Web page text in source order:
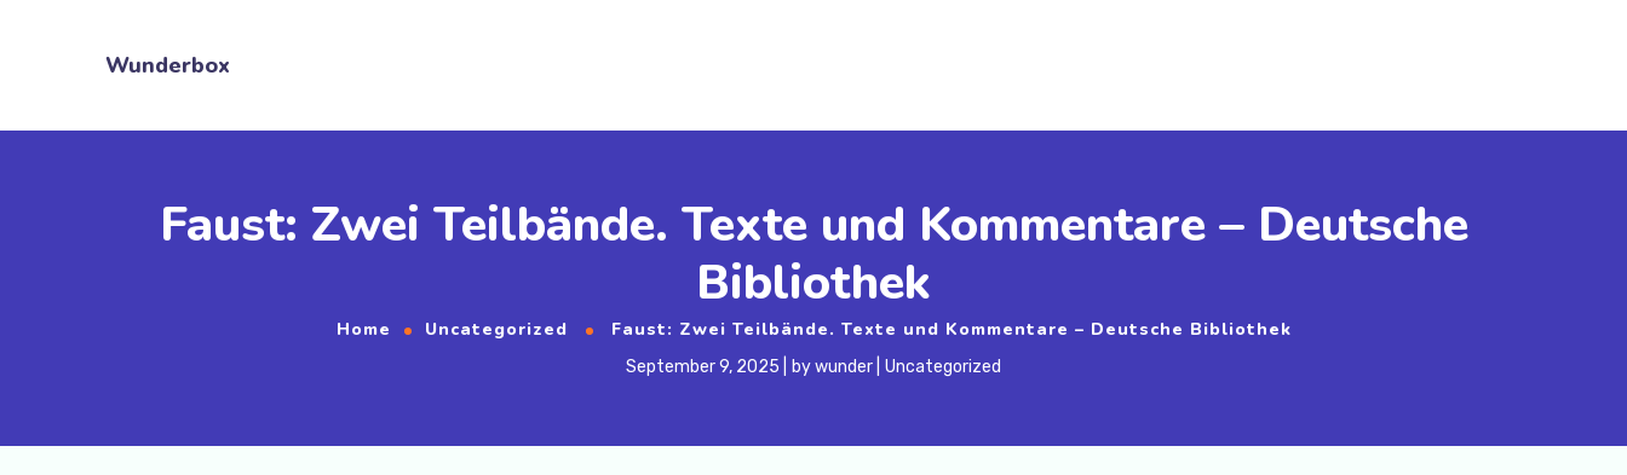
Wunderbox
Faust: Zwei Teilbände. Texte und Kommentare – Deutsche
Bibliothek
Home Uncategorized Faust: Zwei Teilbände. Texte und Kommentare – Deutsche Bibliothek
September 9, 2025 bywunder Uncategorized